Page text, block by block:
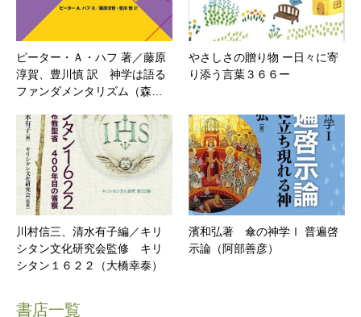
ピーター・Ａ・ハフ 著／藤原
淳賀、豊川慎 訳 神学は語る
ファンダメンタリズム（森…
やさしさの贈り物 ー日々に寄
り添う言葉３６６ー
川村信三、清水有子編／キリ
シタン文化研究会監修 キリ
シタン１６２２（大橋幸泰）
濱和弘著 傘の神学Ⅰ 普遍啓
示論（阿部善彦）
書店一覧